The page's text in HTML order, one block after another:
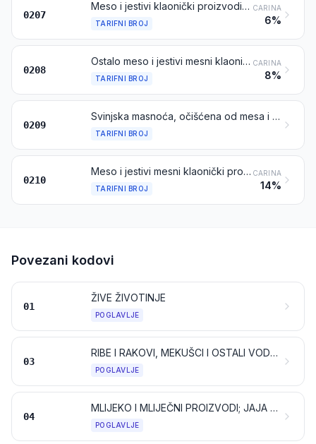
0207
Meso i jestivi klaonički proizvodi, od peradi iz tarifnog broja 0105, svježi, rashlađeni ili smrznuti
TARIFNI BROJ
CARINA
6%
0208
Ostalo meso i jestivi mesni klaonički proizvodi, svježi, rashlađeni ili smrznuti
TARIFNI BROJ
CARINA
8%
0209
Svinjska masnoća, očišćena od mesa i masnoća od peradi, netopljena niti drukčije ekstrahirana, svježa, rashlađena, smrznuta, soljena, u salamuri, sušena ili dimljena
TARIFNI BROJ
0210
Meso i jestivi mesni klaonički proizvodi, soljeni, u salamuri, sušeni ili dimljeni; jestivo brašno i krupica od mesa ili od klaoničkih proizvoda
TARIFNI BROJ
CARINA
14%
Povezani kodovi
01
ŽIVE ŽIVOTINJE
POGLAVLJE
03
RIBE I RAKOVI, MEKUŠCI I OSTALI VODENI BESKRALJEŽNJACI
POGLAVLJE
04
MLIJEKO I MLIJEČNI PROIZVODI; JAJA PERADI I PTIČJA JAJA; PRIRODNI MED; JESTIVI PROIZVODI ŽIVOTINJSKOG PODRIJETLA, NESPOMENUTI NITI UKLJUČENI NA DRUGOM MJESTU
POGLAVLJE